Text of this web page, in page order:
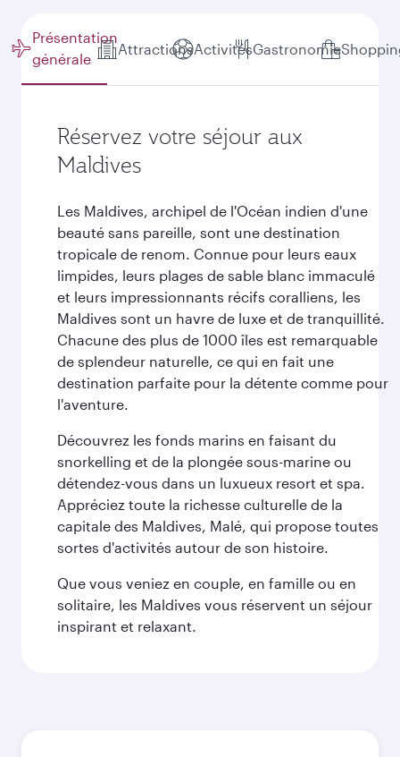
Présentation
générale
AttractionsActivitésGastronomie
Réservez votre séjour aux
Maldives
Les Maldives, archipel de l'Océan indien d'une
beauté sans pareille, sont une destination
tropicale de renom. Connue pour leurs eaux
limpides, leurs plages de sable blanc immaculé
et leurs impressionnants récifs coralliens, les
Maldives sont un havre de luxe et de tranquillité.
Chacune des plus de 1000 îles est remarquable
de splendeur naturelle, ce qui en fait une
destination parfaite pour la détente comme pour
l'aventure.
Découvrez les fonds marins en faisant du
snorkelling et de la plongée sous-marine ou
détendez-vous dans un luxueux resort et spa.
Appréciez toute la richesse culturelle de la
capitale des Maldives, Malé, qui propose toutes
sortes d'activités autour de son histoire.
Que vous veniez en couple, en famille ou en
solitaire, les Maldives vous réservent un séjour
inspirant et relaxant.